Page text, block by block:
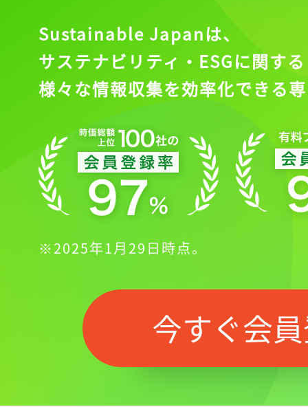
Sustainable Japanは、
サステナビリティ・ESGに関する
様々な情報収集を効率化できる
※2025年1月29日時点。
今すぐ会